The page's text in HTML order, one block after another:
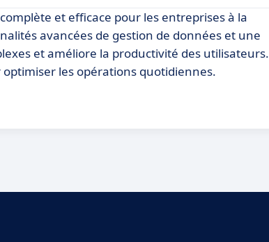
et efficace pour les entreprises à la
avancées de gestion de données et une
et améliore la productivité des utilisateurs.
les opérations quotidiennes.